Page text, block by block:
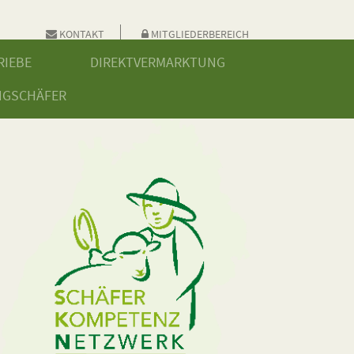
KONTAKT MITGLIEDERBEREICH
DIREKTVERMARKTUNG